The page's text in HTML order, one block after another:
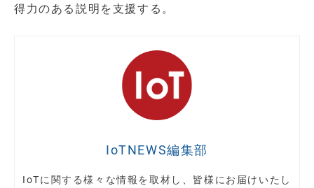
得力のある説明を支援する。
IoTNEWS編集部
IoTに関する様々な情報を取材し、皆様にお届けいたし